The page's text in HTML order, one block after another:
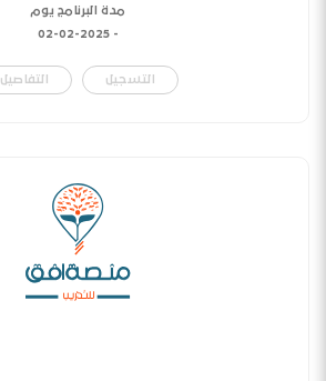
مدة البرنامج يوم
-
02-02-2025
التسجيل التفاصيل